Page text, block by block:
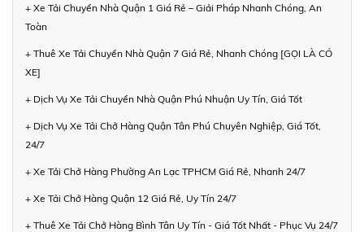
+ Xe Tải Chuyển Nhà Quận 1 Giá Rẻ – Giải Pháp Nhanh Chóng, An
Toàn
+ Thuê Xe Tải Chuyển Nhà Quận 7 Giá Rẻ, Nhanh Chóng [GỌI LÀ CÓ
XE]
+ Dịch Vụ Xe Tải Chuyển Nhà Quận Phú Nhuận Uy Tín, Giá Tốt
+ Dịch Vụ Xe Tải Chở Hàng Quận Tân Phú Chuyên Nghiệp, Giá Tốt,
24/7
+ Xe Tải Chở Hàng Phường An Lạc TPHCM Giá Rẻ, Nhanh 24/7
+ Xe Tải Chở Hàng Quận 12 Giá Rẻ, Uy Tín 24/7
+ Thuê Xe Tải Chở Hàng Bình Tân Uy Tín - Giá Tốt Nhất - Phục Vụ 24/7